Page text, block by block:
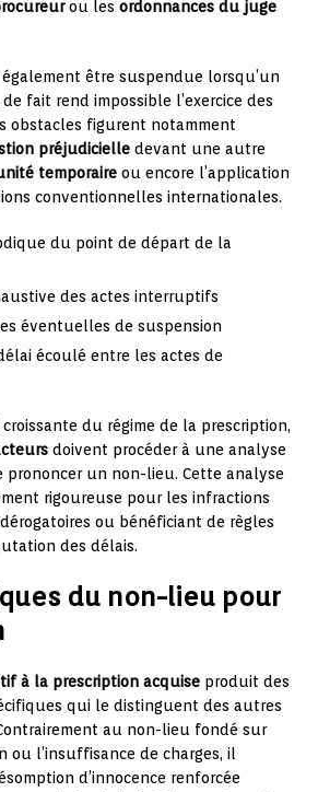
ou les ordonnances du juge
être suspendue lorsqu’un
fait rend impossible l’exercice des
obstacles figurent notamment
préjudicielle devant une autre
temporaire ou encore l’application
conventionnelles internationales.
du point de départ de la
des actes interruptifs
éventuelles de suspension
écoulé entre les actes de
du régime de la prescription,
doivent procéder à une analyse
prononcer un non-lieu. Cette analyse
rigoureuse pour les infractions
ou bénéficiant de règles
des délais.
du non-lieu pour
à la prescription acquise produit des
qui le distinguent des autres
au non-lieu fondé sur
ou l’insuffisance de charges, il
d’innocence renforcée